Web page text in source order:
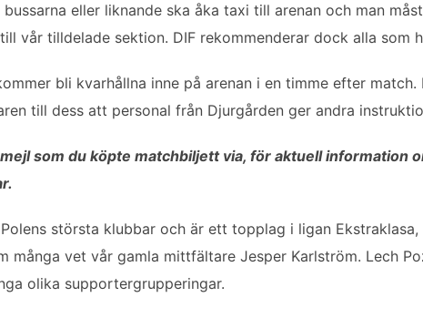
eller liknande ska åka taxi till arenan och man
vår tilldelade sektion. DIF rekommenderar dock alla som
bli kvarhållna inne på arenan i en timme efter
till dess att personal från Djurgården ger andra
som du köpte matchbiljett via, för aktuell information
största klubbar och är ett topplag i ligan
många vet vår gamla mittfältare Jesper Karlström. Lech
olika supportergrupperingar.